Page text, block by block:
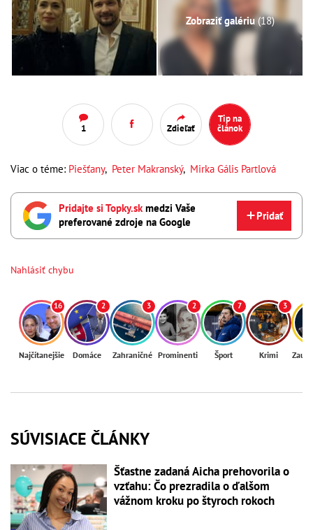
Zobraziť galériu (18)
1 Zdieľať
Tip na
článok
Viac o téme: Piešťany, Peter Makranský, Mirka Gális Partlová
Pridajte si Topky.skmedzi Vaše
preferované zdroje na Google
Pridať
Nahlásiť chybu
16
Najčítanejšie
2
Domáce
3
Zahraničné
2
Prominenti
7
Šport
3
Krimi
SÚVISIACE ČLÁNKY
Šťastne zadaná Aicha prehovorila o
vzťahu: Čo prezradila o ďalšom
vážnom kroku po štyroch rokoch